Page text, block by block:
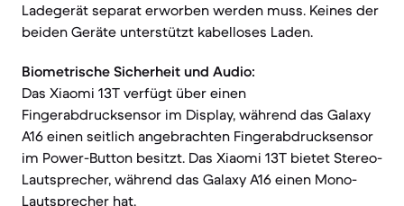
Ladegerät separat erworben werden muss. Keines der
beiden Geräte unterstützt kabelloses Laden.
Biometrische Sicherheit und Audio:
Das Xiaomi 13T verfügt über einen
Fingerabdrucksensor im Display, während das Galaxy
A16 einen seitlich angebrachten Fingerabdrucksensor
im Power-Button besitzt. Das Xiaomi 13T bietet Stereo-
Lautsprecher, während das Galaxy A16 einen Mono-
Lautsprecher hat.